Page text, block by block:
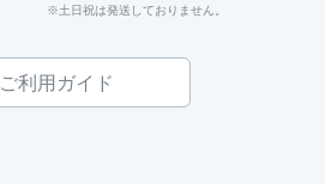
※土日祝は発送しておりません。
ご利用ガイド